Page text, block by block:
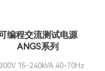
编程交流测试电源
ANGS系列
0-300V 15-240kVA 40-70Hz